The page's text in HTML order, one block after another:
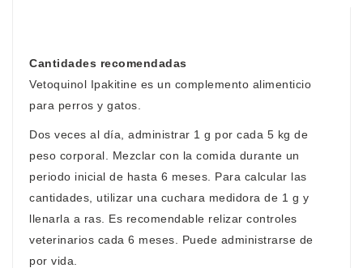
Cantidades recomendadas
Vetoquinol Ipakitine es un complemento alimenticio
para perros y gatos.
Dos veces al día, administrar 1 g por cada 5 kg de
peso corporal. Mezclar con la comida durante un
periodo inicial de hasta 6 meses. Para calcular las
cantidades, utilizar una cuchara medidora de 1 g y
llenarla a ras. Es recomendable relizar controles
veterinarios cada 6 meses. Puede administrarse de
por vida.